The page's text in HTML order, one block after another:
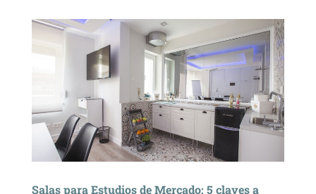
Salas para Estudios de Mercado: 5 claves a